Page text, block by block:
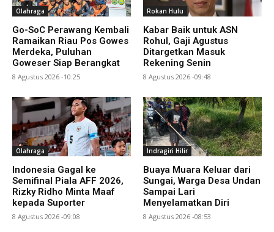
Olahraga
Go-SoC Perawang Kembali
Ramaikan Riau Pos Gowes
Merdeka, Puluhan
Goweser Siap Berangkat
8 Agustus 2026 -10:25
Rokan Hulu
Kabar Baik untuk ASN
Rohul, Gaji Agustus
Ditargetkan Masuk
Rekening Senin
8 Agustus 2026 -09:48
Olahraga
Indonesia Gagal ke
Semifinal Piala AFF 2026,
Rizky Ridho Minta Maaf
kepada Suporter
8 Agustus 2026 -09:08
Indragiri Hilir
Buaya Muara Keluar dari
Sungai, Warga Desa Undan
Sampai Lari
Menyelamatkan Diri
8 Agustus 2026 -08:53